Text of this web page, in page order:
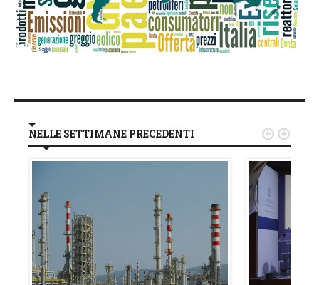
NELLE SETTIMANE PRECEDENTI  